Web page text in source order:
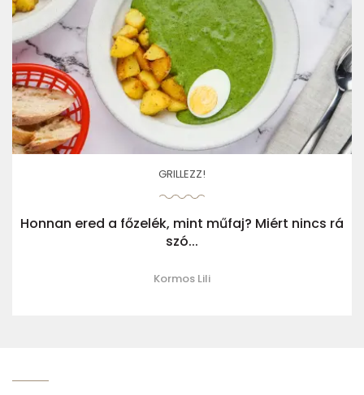
GRILLEZZ!
Honnan ered a főzelék, mint műfaj? Miért nincs rá
szó...
Kormos Lili